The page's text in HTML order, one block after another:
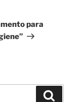
para